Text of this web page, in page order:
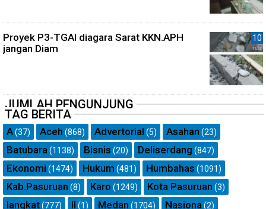
Proyek P3-TGAI diagara Sarat KKN.APH
jangan Diam
JUMLAH PENGUNJUNG
TAG BERITA
A(37) Aceh (868) Advertorial (5) Asahan (23)
Batubara(1138) Bisnis (20) Deliserdang (847)
Ekonomi (1474) Hukum (481) Humbahas (1091)
Kab.Pasuruan (8) Karo (1249) Kota Pasuruan (3)
langkat(777) ll (1) Medan (1704) Nasiona(2)